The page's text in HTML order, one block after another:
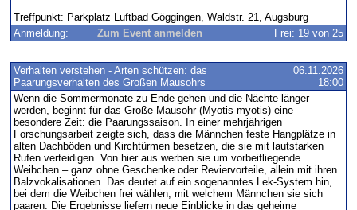
Treffpunkt: Parkplatz Luftbad Göggingen, Waldstr. 21, Augsburg
Anmeldung:
Zum Event anmelden Frei: 19 von 25
Verhalten verstehen - Arten schützen: das
Paarungsverhalten des Großen Mausohrs
06.11.2026
18:00
Wenn die Sommermonate zu Ende gehen und die Nächte länger
werden, beginnt für das Große Mausohr (Myotis myotis) eine
besondere Zeit: die Paarungssaison. In einer mehrjährigen
Forschungsarbeit zeigte sich, dass die Männchen feste Hangplätze in
alten Dachböden und Kirchtürmen besetzen, die sie mit lautstarken
Rufen verteidigen. Von hier aus werben sie um vorbeifliegende
Weibchen – ganz ohne Geschenke oder Reviervorteile, allein mit ihren
Balzvokalisationen. Das deutet auf ein sogenanntes Lek-System hin,
bei dem die Weibchen frei wählen, mit welchem Männchen sie sich
paaren. Die Ergebnisse liefern neue Einblicke in das geheime